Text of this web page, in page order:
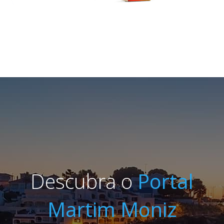
Descubra oPortal
Martim Moniz